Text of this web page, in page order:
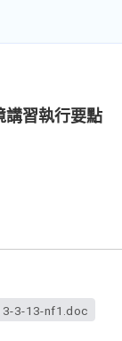
講習執行要點
3-13-nf1.doc